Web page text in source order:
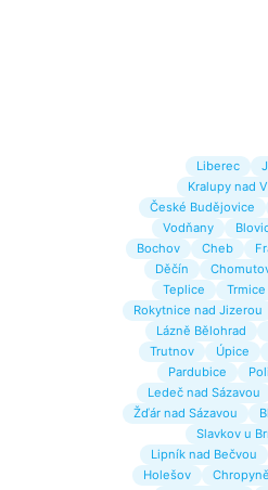
Liberec
Kralupy nad
České Budějovice
Vodňany
Bochov
Cheb
Děčín
Teplice
Trmice
Rokytnice nad Jizerou
Lázně Bělohrad
Trutnov
Úpice
Pardubice
Ledeč nad Sázavou
Žďár nad Sázavou
Slavkov u
Lipník nad Bečvou
Holešov
Chropyně